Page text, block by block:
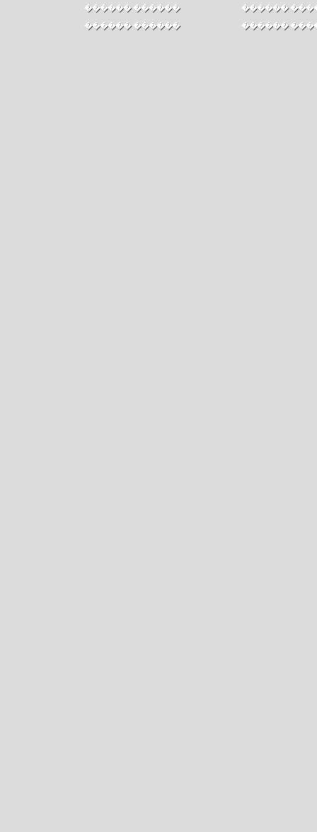
������ ������
������ ������
������
������